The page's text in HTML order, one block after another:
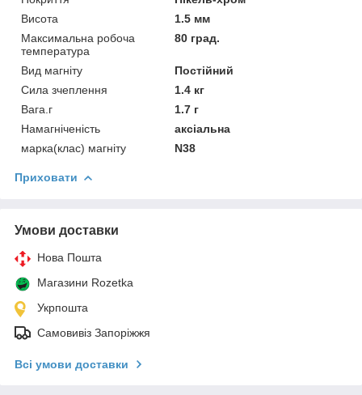
Висота
1.5 мм
Максимальна робоча
температура
80 град.
Вид магніту
Постійний
Сила зчеплення
1.4 кг
Вага.г
1.7 г
Намагніченість
аксіальна
марка(клас) магніту
N38
Приховати
Умови доставки
Нова Пошта
Магазини Rozetka
Укрпошта
Самовивіз Запоріжжя
Всі умови доставки